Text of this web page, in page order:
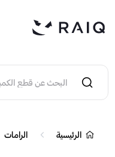
الرئيسية الرامات